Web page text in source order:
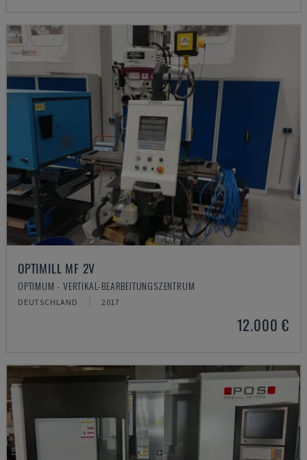
OPTIMILL MF 2V
OPTIMUM - VERTIKAL-BEARBEITUNGSZENTRUM
DEUTSCHLAND 2017
12.000 €